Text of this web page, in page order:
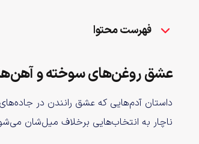
فهرست محتوا
عشق روغن‌های سوخته و
داستان آدم‌هایی که عشق رانندن در
ناچار به انتخاب‌‌‌هایی برخلاف میل‌شان